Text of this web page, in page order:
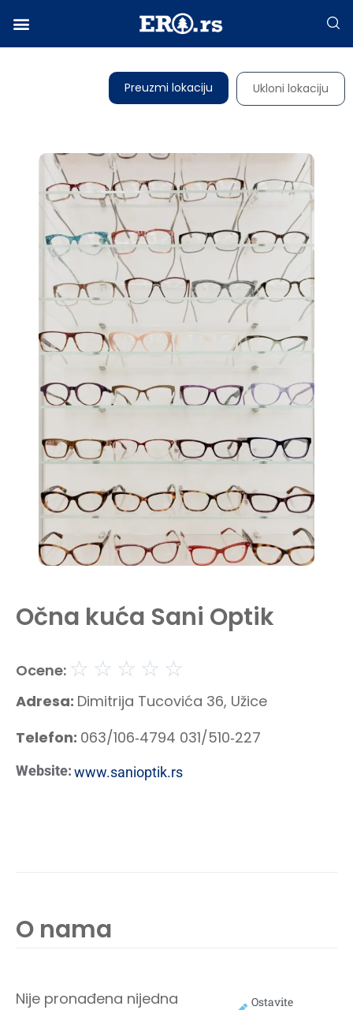
Preuzmi lokaciju Ukloni lokaciju
Očna kuća Sani Optik
Ocene: ☆ ☆ ☆ ☆ ☆
Adresa: Dimitrija Tucovića 36, Užice
Telefon: 063/106‑4794 031/510‑227
Website:www.sanioptik.rs
O nama
Nije pronađena nijedna
Ostavite